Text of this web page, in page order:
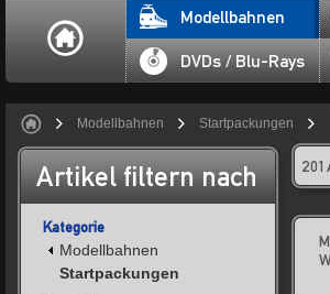
Modellbahnen
DVDs / Blu-Rays
Modellbahnen Startpackungen
Artikel filtern nach
Kategorie
Modellbahnen
Startpackungen
201